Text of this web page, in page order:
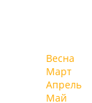
водой,
с водой
1976 г.,
«люкс» – 2-
стиле дворцовой
зимние сады,
Весна
Март
Апрель
Май